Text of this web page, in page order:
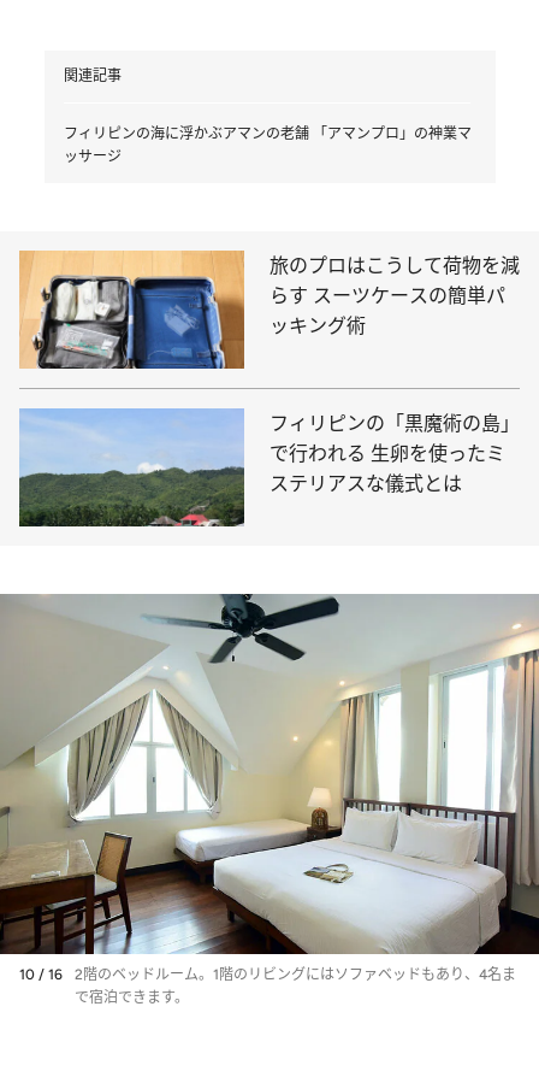
関連記事
フィリピンの海に浮かぶアマンの老舗 「アマンプロ」の神業マ
ッサージ
旅のプロはこうして荷物を減
らす スーツケースの簡単パ
ッキング術
フィリピンの「黒魔術の島」
で行われる 生卵を使ったミ
ステリアスな儀式とは
10 / 16
2階のベッドルーム。1階のリビングにはソファベッドもあり、4名ま
で宿泊できます。